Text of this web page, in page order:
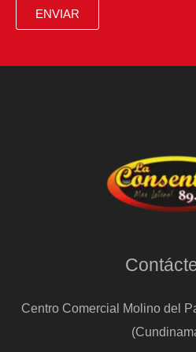
de
ENVIAR
Centro Comercial Molino del